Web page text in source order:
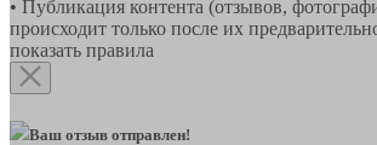
• Публикация контента (отзывов,
происходит только после их
показать правила
Ваш отзыв отправлен!